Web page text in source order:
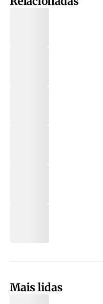
Mais lidas